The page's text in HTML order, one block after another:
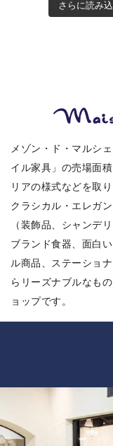
さらに読み
メゾン・ド・マルシ
イル家具」の売場面
リアの様式などを取
クラシカル・エレガ
（装飾品、シャンデ
ブランド食器、面白
ル商品、ステーショ
らリーズナブルなも
ョップです。